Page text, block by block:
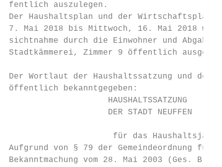
fentlich auszulegen.
Der Haushaltsplan und der Wirtschaftsplan
7. Mai 2018 bis Mittwoch, 16. Mai 2018
sichtnahme durch die Einwohner und
Stadtkämmerei, Zimmer 9 öffentlich
Der Wortlaut der Haushaltssatzung und
öffentlich bekanntgegeben:
                    HAUSHALTSSATZUNG
DER STADT NEUFFEN
für das
Aufgrund von § 79 der Gemeindeordnung
Bekanntmachung vom 28. Mai 2003